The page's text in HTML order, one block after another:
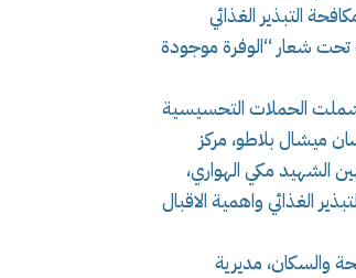
التبذير الغذائي
تحت شعار “الوفرة موجودة
الحملات التحسيسية
ميشال بلاطو، مركز
الشهيد مكي الهواري،
الغذائي واهمية الاقبال
والسكان، مديرية